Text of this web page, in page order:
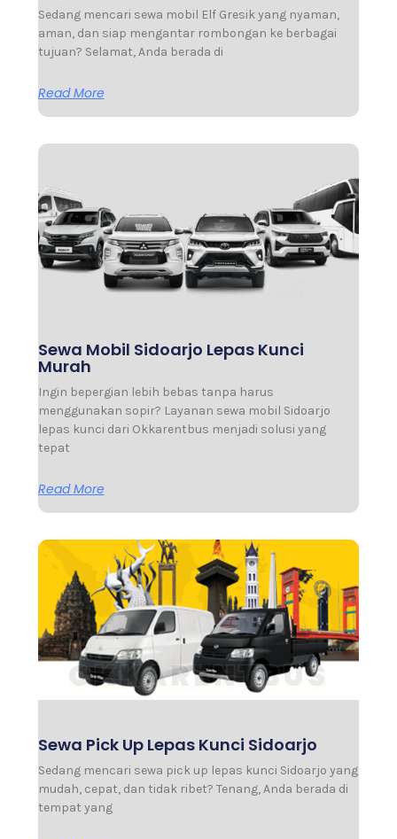
Sedang mencari sewa mobil Elf Gresik yang nyaman,
aman, dan siap mengantar rombongan ke berbagai
tujuan? Selamat, Anda berada di
Read More
Sewa Mobil Sidoarjo Lepas Kunci
Murah
Ingin bepergian lebih bebas tanpa harus
menggunakan sopir? Layanan sewa mobil Sidoarjo
lepas kunci dari Okkarentbus menjadi solusi yang
tepat
Read More
Sewa Pick Up Lepas Kunci Sidoarjo
Sedang mencari sewa pick up lepas kunci Sidoarjo yang
mudah, cepat, dan tidak ribet? Tenang, Anda berada di
tempat yang